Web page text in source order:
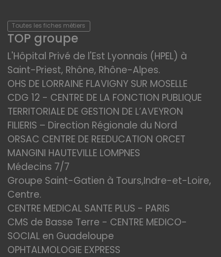
Toutes les fiches métiers
TOP groupe
L'Hôpital Privé de l'Est Lyonnais (HPEL) à
Saint-Priest, Rhône, Rhône-Alpes.
OHS DE LORRAINE FLAVIGNY SUR MOSELLE
CDG 12 - CENTRE DE LA FONCTION PUBLIQUE
TERRITORIALE DE GESTION DE L’AVEYRON
FILIERIS – Direction Régionale du Nord
ORSAC CENTRE DE REEDUCATION ORCET
MANGINI HAUTEVILLE LOMPNES
Médecins 7/7
Groupe Saint-Gatien à Tours,Indre-et-Loire,
Centre.
CENTRE MEDICAL SANTE PLUS - PARIS
CMS de Basse Terre - CENTRE MEDICO-
SOCIAL en Guadeloupe
OPHTALMOLOGIE EXPRESS